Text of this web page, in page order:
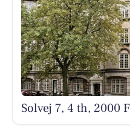
Solvej 7, 4 th, 2000